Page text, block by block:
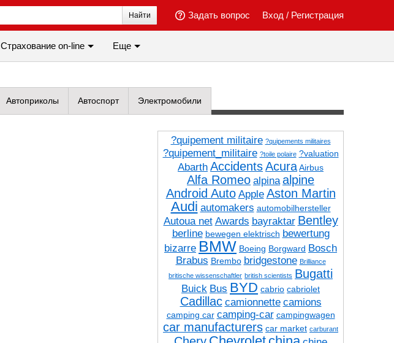
Вход / Регистрация
Задать вопрос
Найти
Cтрахование on-line Еще
Автоприколы Автоспорт Электромобили
?quipement militaire ?quipements militaires
?quipement_militaire ?toile polaire ?valuation
Abarth AccidentsAcuraAirbus
Alfa Romeo alpina alpine
Android Auto Apple Aston Martin
Audi automakers automobilhersteller
Autoua net Awards bayraktar Bentley
berline bewegen elektrisch bewertung
bizarre BMW Boeing Borgward Bosch
Brabus Brembo bridgestone Brilliance
britische wissenschaftler british scientists Bugatti
Buick Bus BYD cabrio cabriolet
Cadillac camionnette camions
camping car camping-car campingwagen
car manufacturers car market carburant